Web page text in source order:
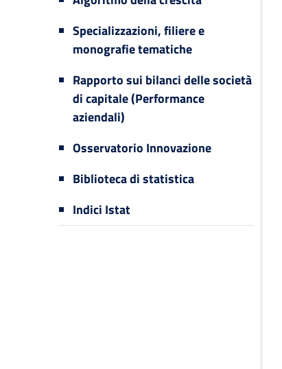
Specializzazioni, filiere e
monografie tematiche
Rapporto sui bilanci delle società
di capitale (Performance
aziendali)
Osservatorio Innovazione
Biblioteca di statistica
Indici Istat